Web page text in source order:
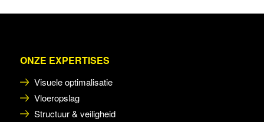
ONZE EXPERTISES
Visuele optimalisatie
Vloeropslag
Structuur & veiligheid